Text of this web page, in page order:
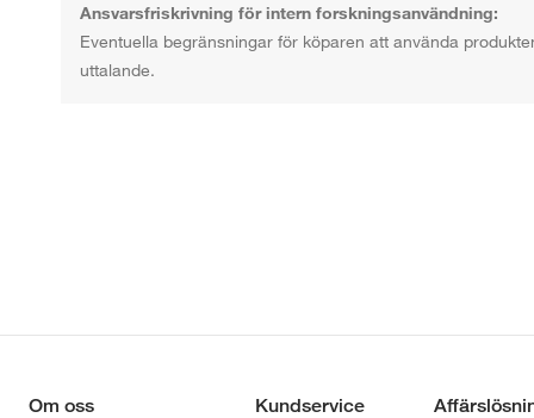
Ansvarsfriskrivning för intern forskningsanvändning:
Eventuella begränsningar för köparen att använda
uttalande.
Om oss Kundservice